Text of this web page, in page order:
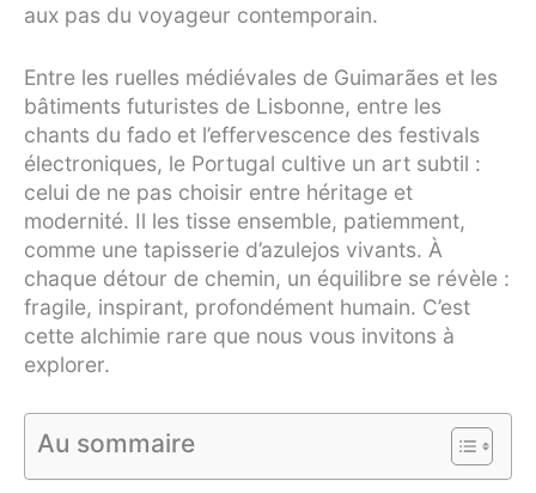
aux pas du voyageur contemporain.
Entre les ruelles médiévales de Guimarães et les
bâtiments futuristes de Lisbonne, entre les
chants du fado et l’effervescence des festivals
électroniques, le Portugal cultive un art subtil :
celui de ne pas choisir entre héritage et
modernité. Il les tisse ensemble, patiemment,
comme une tapisserie d’azulejos vivants. À
chaque détour de chemin, un équilibre se révèle :
fragile, inspirant, profondément humain. C’est
cette alchimie rare que nous vous invitons à
explorer.
Au sommaire